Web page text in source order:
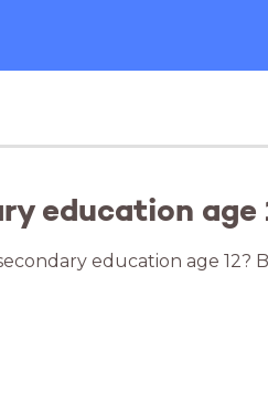
education age
education age 12?